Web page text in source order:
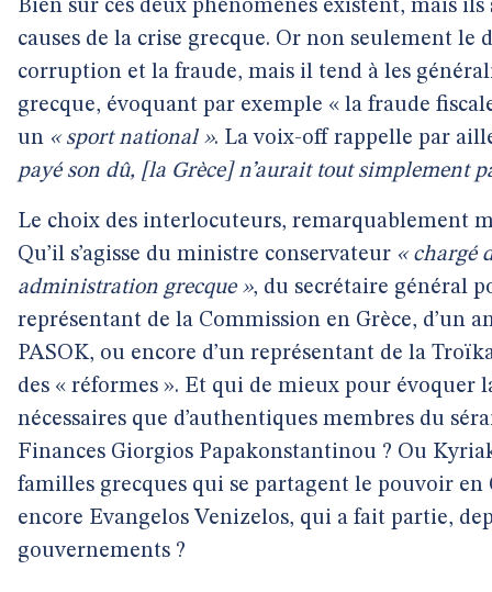
Bien sûr ces deux phénomènes existent, mais
causes de la crise grecque. Or non seulement le
corruption et la fraude, mais il tend à les
grecque, évoquant par exemple « la fraude
un « sport national ». La voix-off rappelle par
payé son dû, [la Grèce] n’aurait tout simplement
Le choix des interlocuteurs, remarquablement
Qu’il s’agisse du ministre conservateur « chargé
administration grecque », du secrétaire général
représentant de la Commission en Grèce, d’un
PASOK, ou encore d’un représentant de la
des « réformes ». Et qui de mieux pour évoquer
nécessaires que d’authentiques membres du
Finances Giorgios Papakonstantinou ? Ou
familles grecques qui se partagent le pouvoir en
encore Evangelos Venizelos, qui a fait partie,
gouvernements ?